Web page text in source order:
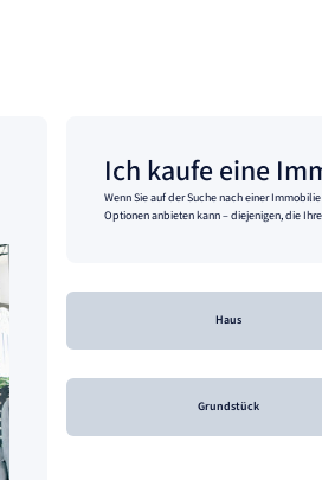
Ich kaufe eine
Wenn Sie auf der Suche nach einer
Optionen anbieten kann – diejenigen, die
Haus
Grundstück